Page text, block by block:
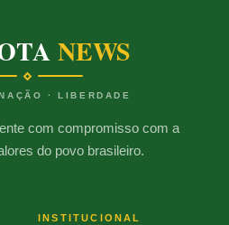
NEWS
· LIBERDADE
com compromisso com a
do povo brasileiro.
INSTITUCIONAL